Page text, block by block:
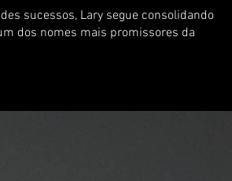
sucessos, Lary segue consolidando
dos nomes mais promissores da